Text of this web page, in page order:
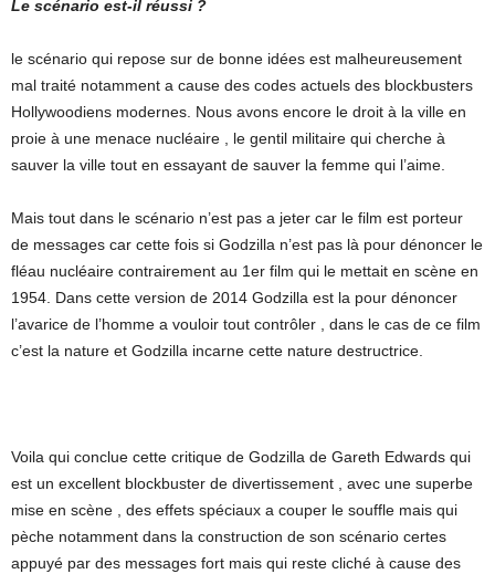
Le scénario est-il réussi ?
le scénario qui repose sur de bonne idées est malheureusement
mal traité notamment a cause des codes actuels des blockbusters
Hollywoodiens modernes. Nous avons encore le droit à la ville en
proie à une menace nucléaire , le gentil militaire qui cherche à
sauver la ville tout en essayant de sauver la femme qui l’aime.
Mais tout dans le scénario n’est pas a jeter car le film est porteur
de messages car cette fois si Godzilla n’est pas là pour dénoncer le
fléau nucléaire contrairement au 1er film qui le mettait en scène en
1954. Dans cette version de 2014 Godzilla est la pour dénoncer
l’avarice de l’homme a vouloir tout contrôler , dans le cas de ce film
c’est la nature et Godzilla incarne cette nature destructrice.
Voila qui conclue cette critique de Godzilla de Gareth Edwards qui
est un excellent blockbuster de divertissement , avec une superbe
mise en scène , des effets spéciaux a couper le souffle mais qui
pèche notamment dans la construction de son scénario certes
appuyé par des messages fort mais qui reste cliché à cause des